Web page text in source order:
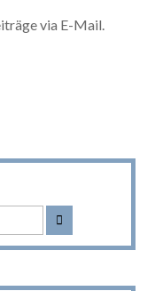
via E-Mail.